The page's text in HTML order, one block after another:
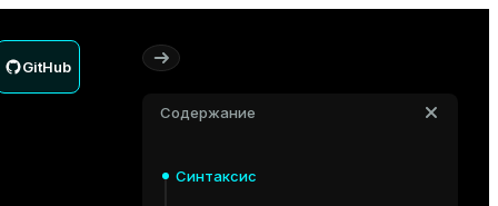
GitHub
Содержание
Синтаксис